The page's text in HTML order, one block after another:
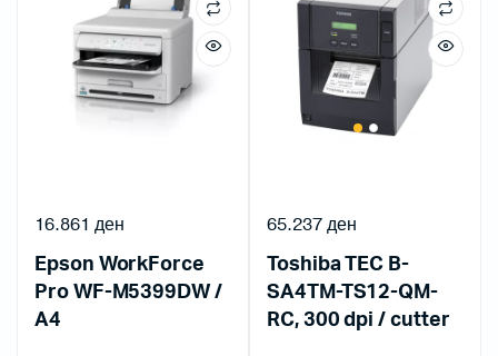
Epson WorkForce
Pro WF-M5399DW /
A4
16.861 ден
Toshiba TEC B-
SA4TM-TS12-QM-
RC, 300 dpi / cutter
65.237ден